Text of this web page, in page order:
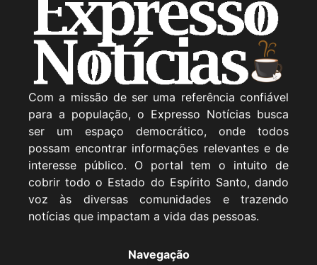
Com a missão de ser uma referência confiável
para a população, o Expresso Notícias busca
ser um espaço democrático, onde todos
possam encontrar informações relevantes e de
interesse público. O portal tem o intuito de
cobrir todo o Estado do Espírito Santo, dando
voz às diversas comunidades e trazendo
notícias que impactam a vida das pessoas.
Navegação